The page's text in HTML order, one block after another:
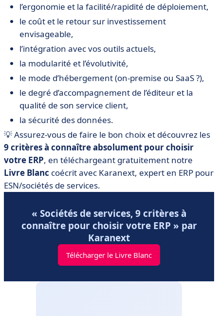
l’ergonomie et la facilité/rapidité de déploiement,
le coût et le retour sur investissement
envisageable,
l’intégration avec vos outils actuels,
la modularité et l’évolutivité,
le mode d’hébergement (on-premise ou SaaS ?),
le degré d’accompagnement de l’éditeur et la
qualité de son service client,
la sécurité des données.
💡 Assurez-vous de faire le bon choix et découvrez les
9 critères à connaître absolument pour choisir
votre ERP, en téléchargeant gratuitement notre
Livre Blanc coécrit avec Karanext, expert en ERP pour
ESN/sociétés de services.
« Sociétés de services, 9 critères à
connaître pour choisir votre ERP » par
Karanext
Télécharger le Livre Blanc